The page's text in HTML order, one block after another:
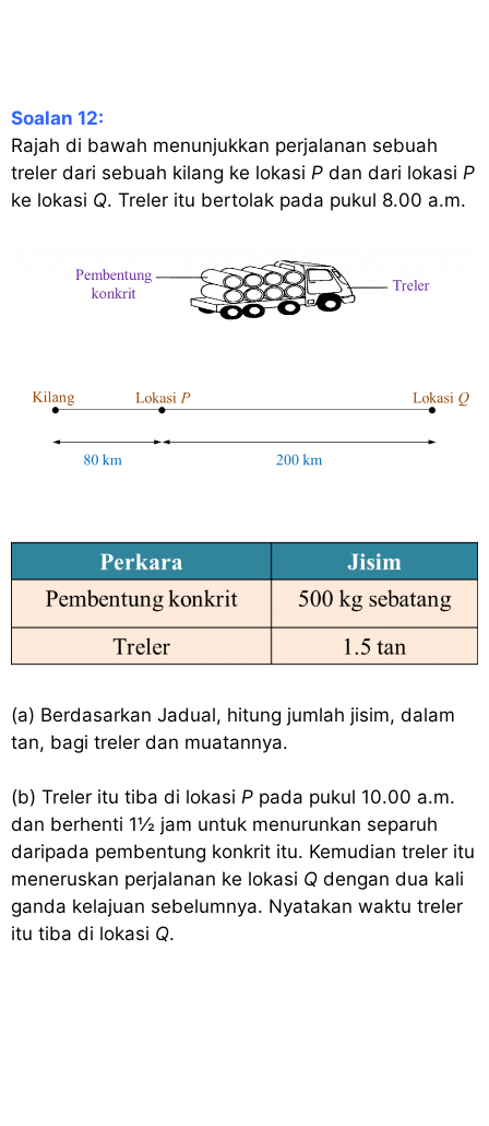
Soalan 12:
Rajah di bawah menunjukkan perjalanan sebuah
treler dari sebuah kilang ke lokasi P dan dari lokasi P
ke lokasi Q. Treler itu bertolak pada pukul 8.00 a.m.
(a) Berdasarkan Jadual, hitung jumlah jisim, dalam
tan, bagi treler dan muatannya.
(b) Treler itu tiba di lokasi P pada pukul 10.00 a.m.
dan berhenti 1½ jam untuk menurunkan separuh
daripada pembentung konkrit itu. Kemudian treler itu
meneruskan perjalanan ke lokasi Q dengan dua kali
ganda kelajuan sebelumnya. Nyatakan waktu treler
itu tiba di lokasi Q.